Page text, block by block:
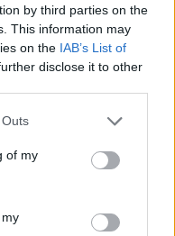
by third parties on the
This information may
on the IAB’s List of
disclose it to other
of my